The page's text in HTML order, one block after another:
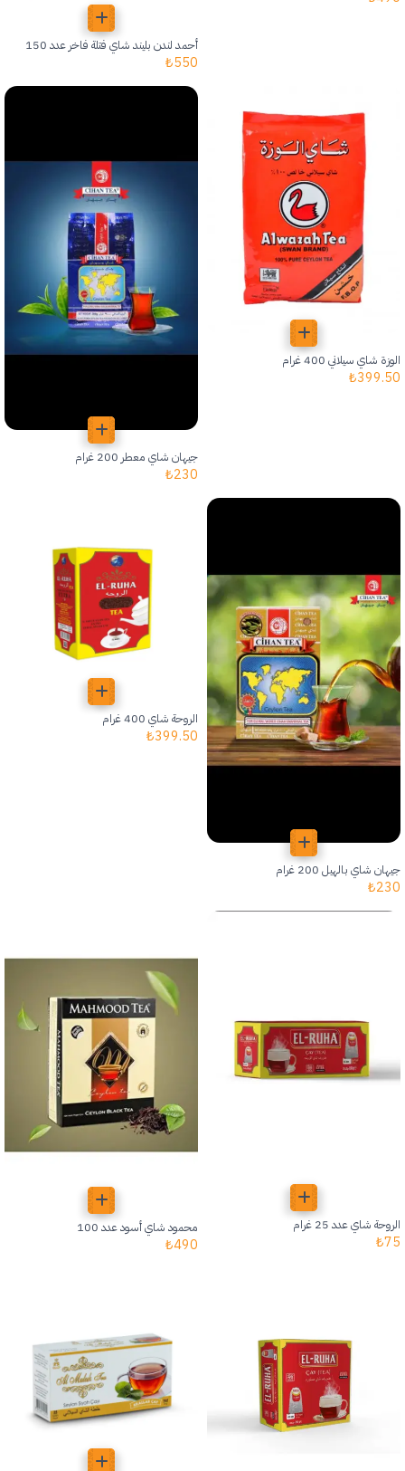
أحمد لندن بليند شاي فتلة فاخر عدد 150
550
₺
الوزة شاي سيلاني 400 غرام
399.50
₺
جيهان شاي معطر 200 غرام
230
₺
جيهان شاي بالهيل 200 غرام
230
₺
الروحة شاي 400 غرام
399.50
₺
الروحة شاي عدد 25 غرام
75
₺
محمود شاي أسود عدد 100
490
₺